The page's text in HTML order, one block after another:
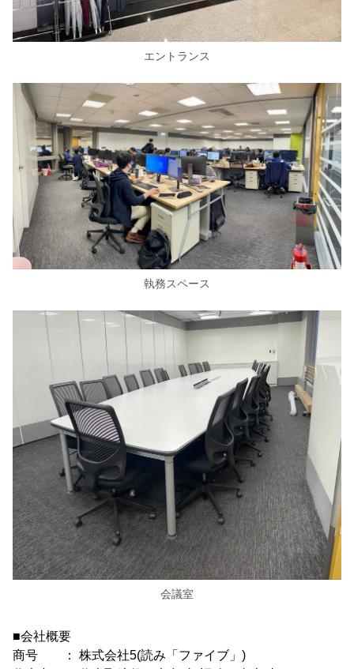
エントランス
執務スペース
会議室
■会社概要
商号 ： 株式会社5(読み「ファイブ」)